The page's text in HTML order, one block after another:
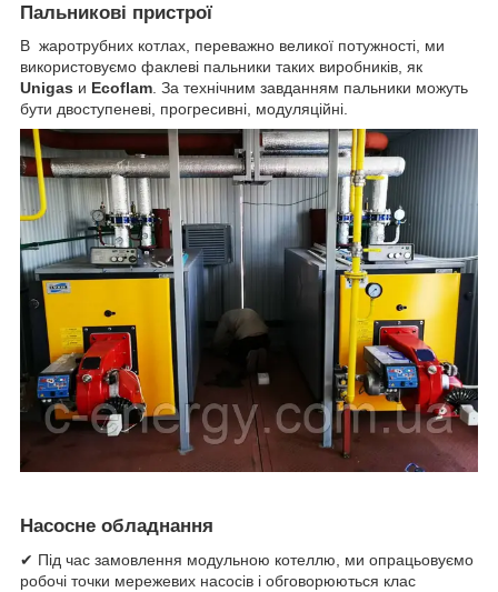
Пальникові пристрої
В жаротрубних котлах, переважно великої потужності, ми
використовуємо факлеві пальники таких виробників, як
Unigas и Ecoflam. За технічним завданням пальники можуть
бути двоступеневі, прогресивні, модуляційні.
Насосне обладнання
✔ Під час замовлення модульною котеллю, ми опрацьовуємо
робочі точки мережевих насосів і обговорюються клас